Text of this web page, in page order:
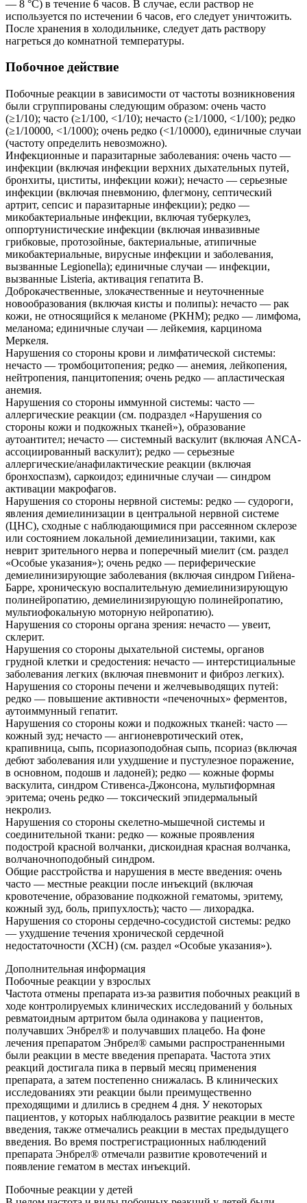
— 8 °С) в течение 6 часов. В случае, если раствор не
используется по истечении 6 часов, его следует уничтожить.
После хранения в холодильнике, следует дать раствору
нагреться до комнатной температуры.
Побочное действие
Побочные реакции в зависимости от частоты возникновения
были сгруппированы следующим образом: очень часто
(≥1/10); часто (≥1/100, <1/10); нечасто (≥1/1000, <1/100); редко
(≥1/10000, <1/1000); очень редко (<1/10000), единичные случаи
(частоту определить невозможно).
Инфекционные и паразитарные заболевания: очень часто —
инфекции (включая инфекции верхних дыхательных путей,
бронхиты, циститы, инфекции кожи); нечасто — серьезные
инфекции (включая пневмонию, флегмону, септический
артрит, сепсис и паразитарные инфекции); редко —
микобактериальные инфекции, включая туберкулез,
оппортунистические инфекции (включая инвазивные
грибковые, протозойные, бактериальные, атипичные
микобактериальные, вирусные инфекции и заболевания,
вызванные Legionella); единичные случаи — инфекции,
вызванные Listeria, активация гепатита B.
Доброкачественные, злокачественные и неуточненные
новообразования (включая кисты и полипы): нечасто — рак
кожи, не относящийся к меланоме (РКНМ); редко — лимфома,
меланома; единичные случаи — лейкемия, карцинома
Меркеля.
Нарушения со стороны крови и лимфатической системы:
нечасто — тромбоцитопения; редко — анемия, лейкопения,
нейтропения, панцитопения; очень редко — апластическая
анемия.
Нарушения со стороны иммунной системы: часто —
аллергические реакции (см. подраздел «Нарушения со
стороны кожи и подкожных тканей»), образование
аутоантител; нечасто — системный васкулит (включая ANCA-
ассоциированный васкулит); редко — серьезные
аллергические/анафилактические реакции (включая
бронхоспазм), саркоидоз; единичные случаи — синдром
активации макрофагов.
Нарушения со стороны нервной системы: редко — судороги,
явления демиелинизации в центральной нервной системе
(ЦНС), сходные с наблюдающимися при рассеянном склерозе
или состоянием локальной демиелинизации, такими, как
неврит зрительного нерва и поперечный миелит (см. раздел
«Особые указания»); очень редко — периферические
демиелинизирующие заболевания (включая синдром Гийена-
Барре, хроническую воспалительную демиелинизирующую
полинейропатию, демиелинизирующую полинейропатию,
мультиофокальную моторную нейропатию).
Нарушения со стороны органа зрения: нечасто — увеит,
склерит.
Нарушения со стороны дыхательной системы, органов
грудной клетки и средостения: нечасто — интерстициальные
заболевания легких (включая пневмонит и фиброз легких).
Нарушения со стороны печени и желчевыводящих путей:
редко — повышение активности «печеночных» ферментов,
аутоиммунный гепатит.
Нарушения со стороны кожи и подкожных тканей: часто —
кожный зуд; нечасто — ангионевротический отек,
крапивница, сыпь, псориазоподобная сыпь, псориаз (включая
дебют заболевания или ухудшение и пустулезное поражение,
в основном, подошв и ладоней); редко — кожные формы
васкулита, синдром Стивенса-Джонсона, мультиформная
эритема; очень редко — токсический эпидермальный
некролиз.
Нарушения со стороны скелетно-мышечной системы и
соединительной ткани: редко — кожные проявления
подострой красной волчанки, дискоидная красная волчанка,
волчаночноподобный синдром.
Общие расстройства и нарушения в месте введения: очень
часто — местные реакции после инъекций (включая
кровотечение, образование подкожной гематомы, эритему,
кожный зуд, боль, припухлость); часто — лихорадка.
Нарушения со стороны сердечно-сосудистой системы: редко
— ухудшение течения хронической сердечной
недостаточности (ХСН) (см. раздел «Особые указания»).
Дополнительная информация
Побочные реакции у взрослых
Частота отмены препарата из-за развития побочных реакций в
ходе контролируемых клинических исследований у больных
ревматоидным артритом была одинакова у пациентов,
получавших Энбрел® и получавших плацебо. На фоне
лечения препаратом Энбрел® самыми распространенными
были реакции в месте введения препарата. Частота этих
реакций достигала пика в первый месяц применения
препарата, а затем постепенно снижалась. В клинических
исследованиях эти реакции были преимущественно
преходящими и длились в среднем 4 дня. У некоторых
пациентов, у которых наблюдалось развитие реакции в месте
введения, также отмечались реакции в местах предыдущего
введения. Во время пострегистрационных наблюдений
препарата Энбрел® отмечали развитие кровотечений и
появление гематом в местах инъекций.
Побочные реакции у детей